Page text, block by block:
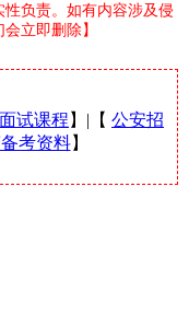
性负责。如有内容涉及侵
立即删除】
试课程 】|【 公安招
考资料】